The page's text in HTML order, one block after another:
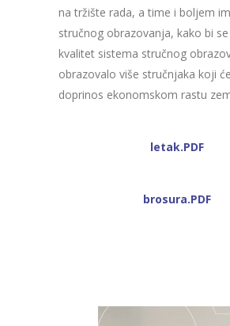
na tržište rada, a time i boljem
stručnog obrazovanja, kako bi
kvalitet sistema stručnog
obrazovalo više stručnjaka koji
doprinos ekonomskom rastu
letak.PDF
brosura.PDF